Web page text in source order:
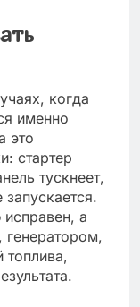
когда
именно
это
стартер
тускнеет,
а
генератором,
топлива,